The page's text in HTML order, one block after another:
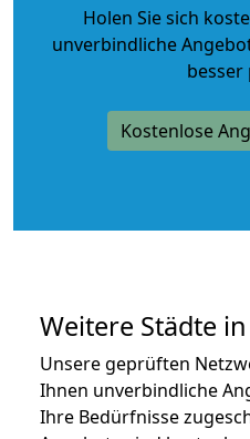
Holen Sie sich
unverbindliche
besser
Kostenlose
Weitere Städte
Unsere geprüften
Ihnen unverbindliche
Ihre Bedürfnisse